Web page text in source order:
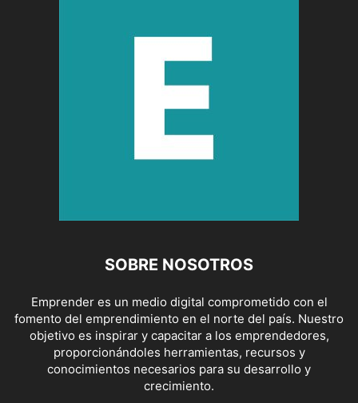
SOBRE NOSOTROS
Emprender es un medio digital comprometido con el
fomento del emprendimiento en el norte del país. Nuestro
objetivo es inspirar y capacitar a los emprendedores,
proporcionándoles herramientas, recursos y
conocimientos necesarios para su desarrollo y
crecimiento.